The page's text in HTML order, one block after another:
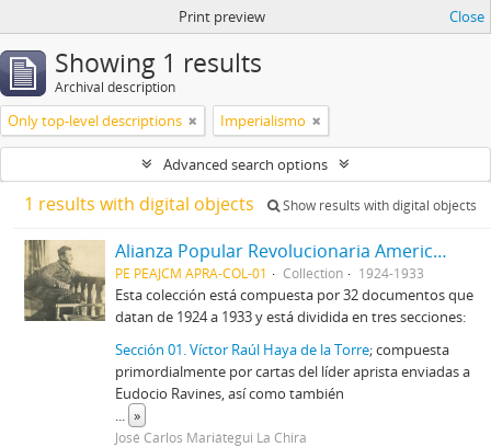
Print preview Close
Showing 1 results
Archival description
Only top-level descriptions Imperialismo
Advanced search options
1 results with digital objects Show results with digital objects
Alianza Popular Revolucionaria Americana-APRA (Colección)
PE PEAJCM APRA-COL-01 Collection 1924-1933
Esta colección está compuesta por 32 documentos que
datan de 1924 a 1933 y está dividida en tres secciones:
Sección 01. Víctor Raúl Haya de la Torre; compuesta
primordialmente por cartas del líder aprista enviadas a
Eudocio Ravines, así como también
... »
José Carlos Mariátegui La Chira